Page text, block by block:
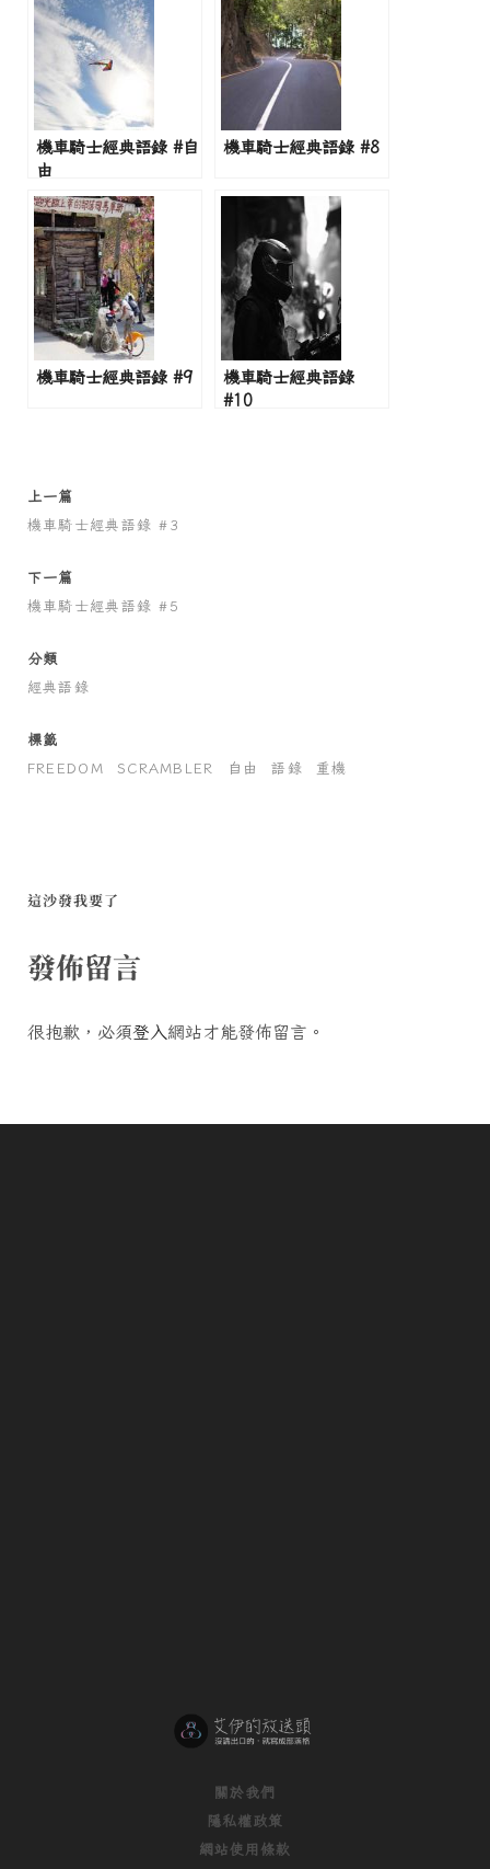
機車騎士經典語錄 #自
由
機車騎士經典語錄 #8
機車騎士經典語錄 #9
機車騎士經典語錄
#10
上一篇
機車騎士經典語錄 #3
下一篇
機車騎士經典語錄 #5
分類
經典語錄
標籤
FREEDOM
SCRAMBLER 自由 語錄 重機
這沙發我要了
發佈留言
很抱歉，必須登入 網站才能發佈留言。
關於我們
隱私權政策
網站使用條款